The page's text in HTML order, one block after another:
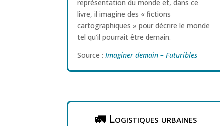
représentation du monde et, dans ce
livre, il imagine des « fictions
cartographiques » pour décrire le monde
tel qu’il pourrait être demain.
Source :Imaginer demain – Futuribles
🚛 Logistiques urbaines